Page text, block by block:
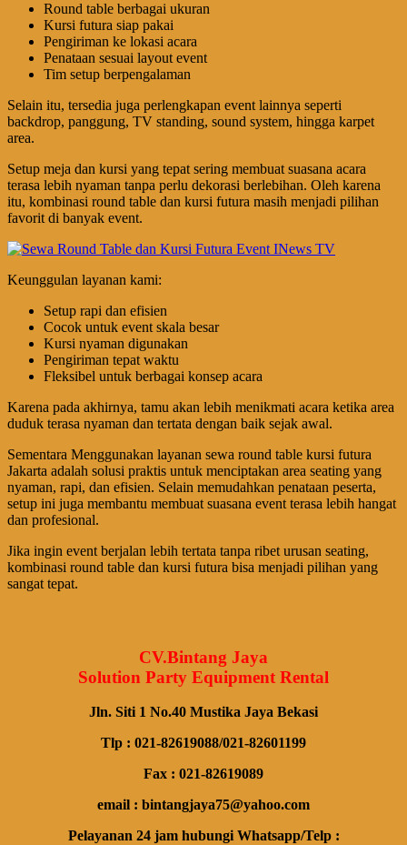
Round table berbagai ukuran
Kursi futura siap pakai
Pengiriman ke lokasi acara
Penataan sesuai layout event
Tim setup berpengalaman
Selain itu, tersedia juga perlengkapan event lainnya seperti
backdrop, panggung, TV standing, sound system, hingga karpet
area.
Setup meja dan kursi yang tepat sering membuat suasana acara
terasa lebih nyaman tanpa perlu dekorasi berlebihan. Oleh karena
itu, kombinasi round table dan kursi futura masih menjadi pilihan
favorit di banyak event.
Keunggulan layanan kami:
Setup rapi dan efisien
Cocok untuk event skala besar
Kursi nyaman digunakan
Pengiriman tepat waktu
Fleksibel untuk berbagai konsep acara
Karena pada akhirnya, tamu akan lebih menikmati acara ketika area
duduk terasa nyaman dan tertata dengan baik sejak awal.
Sementara Menggunakan layanan sewa round table kursi futura
Jakarta adalah solusi praktis untuk menciptakan area seating yang
nyaman, rapi, dan efisien. Selain memudahkan penataan peserta,
setup ini juga membantu membuat suasana event terasa lebih hangat
dan profesional.
Jika ingin event berjalan lebih tertata tanpa ribet urusan seating,
kombinasi round table dan kursi futura bisa menjadi pilihan yang
sangat tepat.
CV.Bintang Jaya
Solution Party Equipment Rental
Jln. Siti 1 No.40 Mustika Jaya Bekasi
Tlp : 021-82619088/021-82601199
Fax : 021-82619089
email : bintangjaya75@yahoo.com
Pelayanan 24 jam hubungi Whatsapp/Telp :